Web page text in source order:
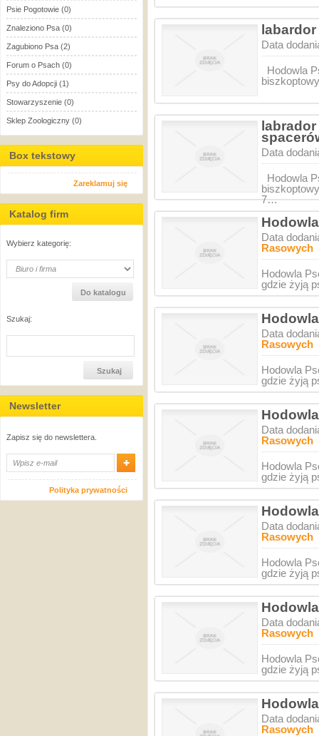
Psie Pogotowie (0)
Znaleziono Psa (0)
Zagubiono Psa (2)
Forum o Psach (0)
Psy do Adopcji (1)
Stowarzyszenie (0)
Sklep Zoologiczny (0)
Box tekstowy
Zareklamuj się
Katalog firm
Wybierz kategorię:
Szukaj:
Newsletter
Zapisz się do newslettera.
Polityka prywatności
Data
Hodowla
Data
Hodowla
7…
Data
Rasowych
Hodowla
gdzie żyją
Data
Rasowych
Hodowla
gdzie żyją
Data
Rasowych
Hodowla
gdzie żyją
Data
Rasowych
Hodowla
gdzie żyją
Data
Rasowych
Hodowla
gdzie żyją
Data
Rasowych